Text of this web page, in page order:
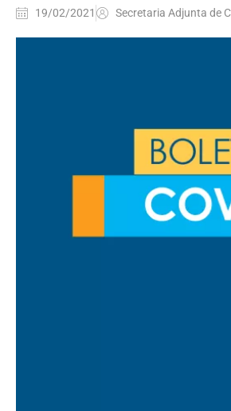
19/02/2021 Secretaria Adjunta de